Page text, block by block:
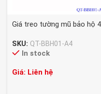
Giá treo tường mũ bảo hộ 4
SKU: QT-BBH01-A4
In stock
Giá: Liên hệ